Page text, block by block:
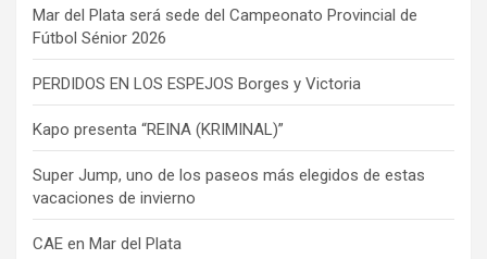
Mar del Plata será sede del Campeonato Provincial de
Fútbol Sénior 2026
PERDIDOS EN LOS ESPEJOS Borges y Victoria
Kapo presenta “REINA (KRIMINAL)”
Super Jump, uno de los paseos más elegidos de estas
vacaciones de invierno
CAE en Mar del Plata